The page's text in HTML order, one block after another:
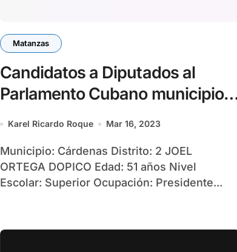
Matanzas
Candidatos a Diputados al
Parlamento Cubano municipio
Cárdenas
Karel Ricardo Roque Mar 16, 2023
Municipio: Cárdenas Distrito: 2 JOEL
ORTEGA DOPICO Edad: 51 años Nivel
Escolar: Superior Ocupación: Presidente...